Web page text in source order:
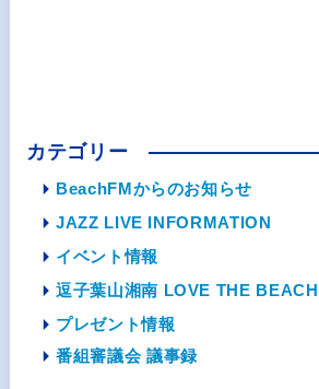
カテゴリー
BeachFMからのお知らせ
JAZZ LIVE INFORMATION
イベント情報
逗子葉山湘南 LOVE THE
プレゼント情報
番組審議会 議事録